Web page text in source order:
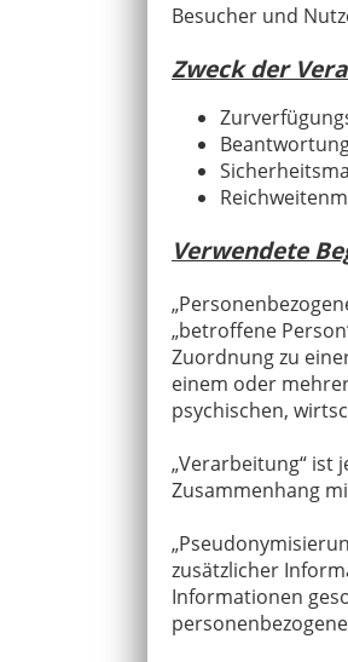
Besucher und
Zweck der
Verwendete
„betroffene
Zuordnung zu
einem oder
psychischen,
„Verarbeitung“ ist
Zusammenhang
zusätzlicher
Informationen